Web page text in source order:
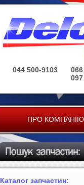
044 500-9103
ПРО КОМПАНІЮ
Каталог запчастин: